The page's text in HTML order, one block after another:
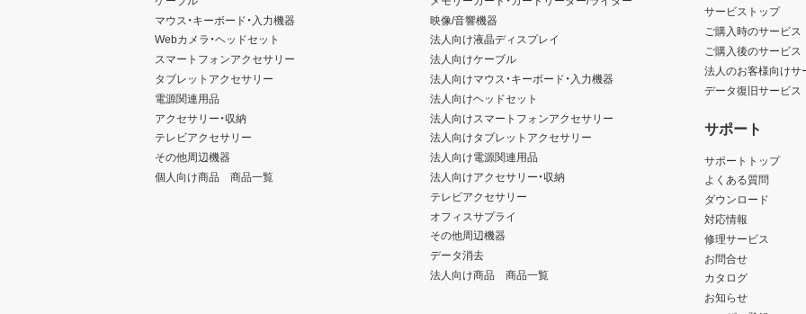
マウス・キーボード・入力機器
Webカメラ・ヘッドセット
スマートフォンアクセサリー
タブレットアクセサリー
電源関連用品
アクセサリー・収納
テレビアクセサリー
その他周辺機器
個人向け商品 商品一覧
映像/音響機器
法人向け液晶ディスプレイ
法人向けケーブル
法人向けマウス・キーボード・入力機器
法人向けヘッドセット
法人向けスマートフォンアクセサリー
法人向けタブレットアクセサリー
法人向け電源関連用品
法人向けアクセサリー・収納
テレビアクセサリー
オフィスサプライ
その他周辺機器
データ消去
法人向け商品 商品一覧
サービストップ
ご購入時のサービス
ご購入後のサービス
法人のお客様向けサ
データ復旧サービス
サポート
サポートトップ
よくある質問
ダウンロード
対応情報
修理サービス
お問合せ
カタログ
お知らせ